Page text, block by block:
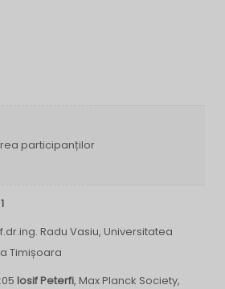
participanților
Radu Vasiu, Universitatea
Timișoara
Iosif Peterfi, Max Planck Society,